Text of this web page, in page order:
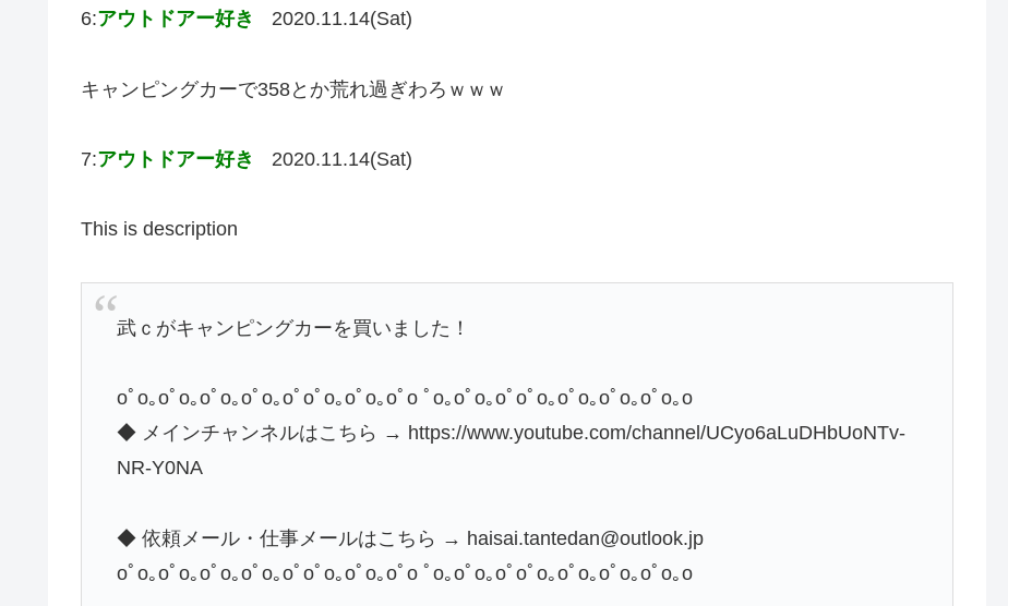
6:アウトドアー好き 2020.11.14(Sat)
キャンピングカーで358とか荒れ過ぎわろｗｗｗ
7:アウトドアー好き 2020.11.14(Sat)
This is description
武ｃがキャンピングカーを買いました！
oﾟo｡oﾟo｡oﾟo｡oﾟo｡oﾟoﾟo｡oﾟo｡oﾟo ﾟo｡oﾟo｡oﾟoﾟo｡oﾟo｡oﾟo｡oﾟo｡o
◆ メインチャンネルはこちら → https://www.youtube.com/channel/UCyo6aLuDHbUoNTv-
NR-Y0NA
◆ 依頼メール・仕事メールはこちら → haisai.tantedan@outlook.jp
oﾟo｡oﾟo｡oﾟo｡oﾟo｡oﾟoﾟo｡oﾟo｡oﾟo ﾟo｡oﾟo｡oﾟoﾟo｡oﾟo｡oﾟo｡oﾟo｡o